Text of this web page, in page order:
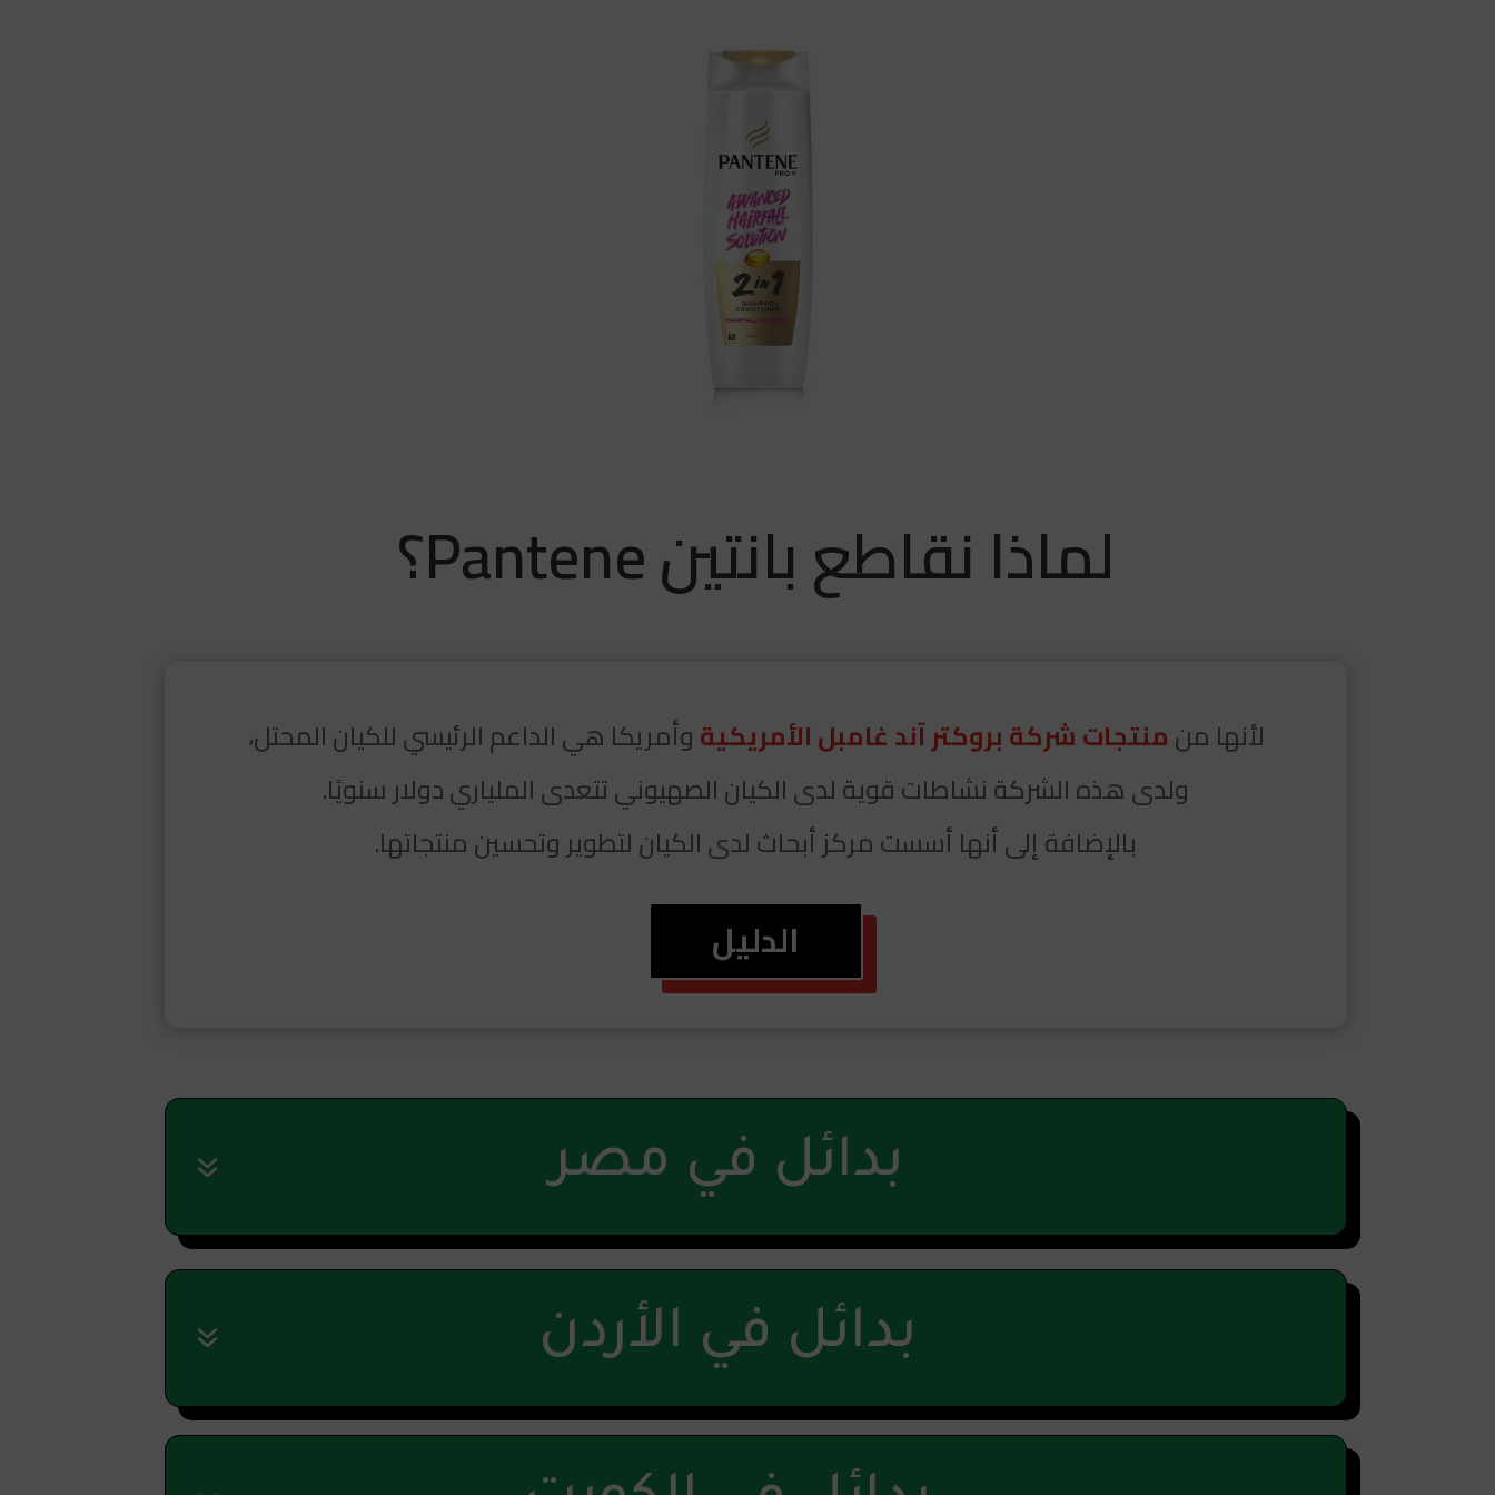
لماذا نقاطع بانتين Pantene؟
لأنها منمنتجات شركة بروكتر آند غامبل الأمريكيةوأمريكا هي الداعم الرئيسي للكيان المحتل،
ولدى هذه الشركة نشاطات قوية لدى الكيان الصهيوني تتعدى الملياري دولار سنويًا.
بالإضافة إلى أنها أسست مركز أبحاث لدى الكيان لتطوير وتحسين منتجاتها.
الدليل
بدائل في مصر
بدائل في الأردن